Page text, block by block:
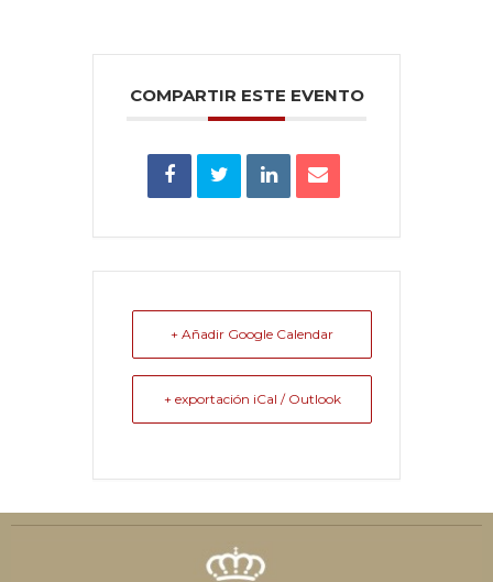
COMPARTIR ESTE EVENTO
+ Añadir Google Calendar
+ exportación iCal / Outlook